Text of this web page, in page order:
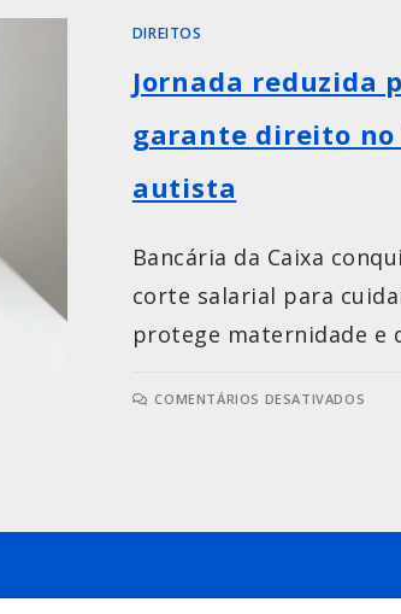
DIREITOS
Jornada reduzida
garante direito no
autista
Bancária da Caixa
corte salarial para
protege maternidade e
COMENTÁRIOS DESATIVADOS